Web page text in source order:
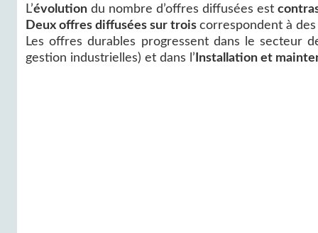
L’évolution du nombre d’offres diffusées est
Deux offres diffusées sur trois correspondent à
Les offres durables progressent dans le secteur
gestion industrielles) et dans l’ Installation et